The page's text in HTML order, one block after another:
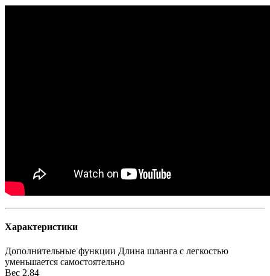
Характеристики
Дополнительные функции Длина шланга с легкостью
уменьшается самостоятельно
Вес 2.84